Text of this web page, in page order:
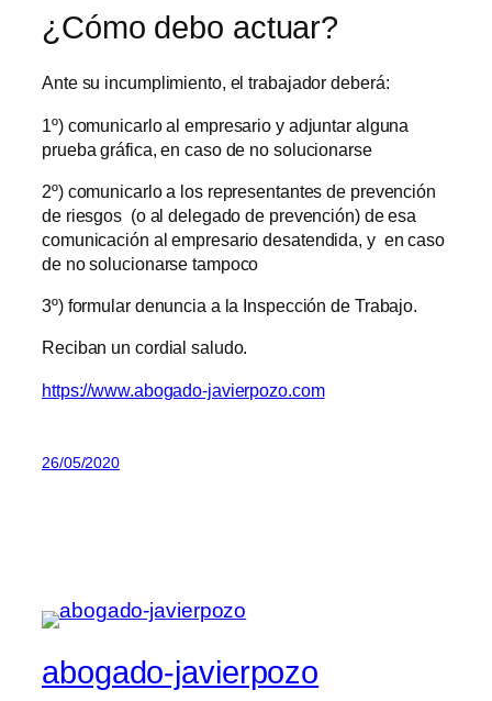
¿Cómo debo actuar?
Ante su incumplimiento, el trabajador deberá:
1º) comunicarlo al empresario y adjuntar alguna
prueba gráfica, en caso de no solucionarse
2º) comunicarlo a los representantes de prevención
de riesgos (o al delegado de prevención) de esa
comunicación al empresario desatendida, y en caso
de no solucionarse tampoco
3º) formular denuncia a la Inspección de Trabajo.
Reciban un cordial saludo.
https://www.abogado-javierpozo.com
26/05/2020
abogado-javierpozo